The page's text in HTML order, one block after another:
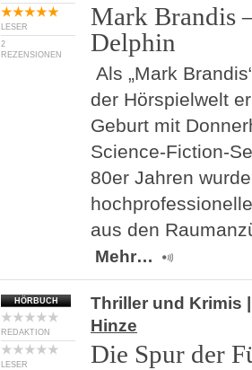
LESER
2
REZENSIONEN
Mark Brandis
Delphin
Als „Mark
der Hörspielwelt
Geburt mit
Science-Fiction-
80er Jahren
aus den
Mehr…
HÖRBUCH
REDAKTION
LESER
Thriller und Krimis
Hinze
Die Spur der